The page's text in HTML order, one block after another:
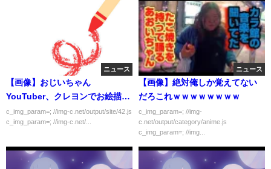
ニュース
【画像】おじいちゃん
YouTuber、クレヨンでお絵描き
ｗｗｗｗｗ
c_img_param=; //img-c.net/output/site/42.js
c_img_param=; //img-c.net/...
ニュース
【画像】絶対俺しか覚えてない
だろこれｗｗｗｗｗｗｗｗ
c_img_param=; //img-
c.net/output/category/anime.js
c_img_param=; //img...